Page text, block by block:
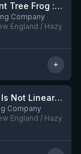
Nog 1Magnificent Tree Frog : Metal Edition
Company
England / Hazy
Nog 10The Scale Is Not Linear (Doskiwis Brewing collab)
Company
England / Hazy